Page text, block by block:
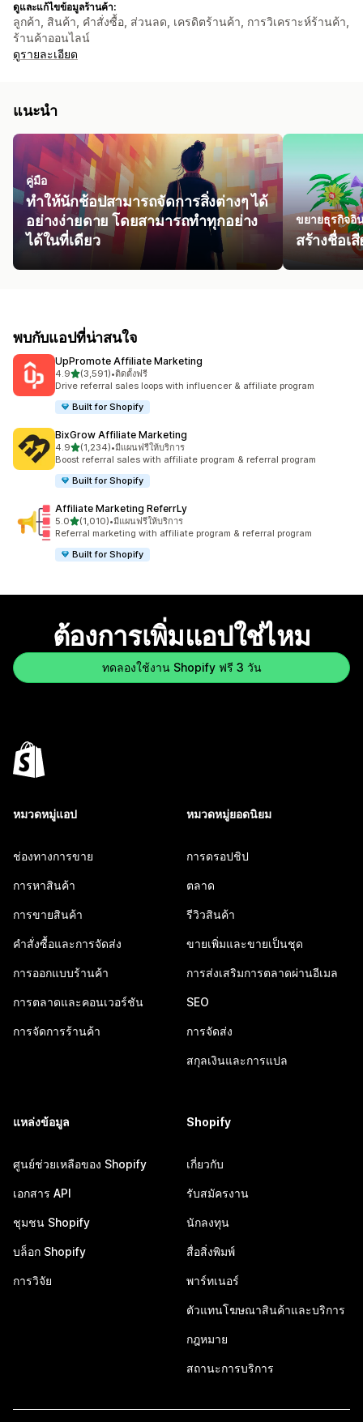
ดูและแก้ไขข้อมูลร้านค้า:
ลูกค้า, สินค้า, คำสั่งซื้อ, ส่วนลด, เครดิตร้านค้า, การวิเคราะห์ร้านค้า,
ร้านค้าออนไลน์
ดูรายละเอียด
แนะนำ
คู่มือ
ทำให้นักช้อปสามารถจัดการสิ่งต่างๆ ได้
อย่างง่ายดาย โดยสามารถทำทุกอย่าง
ได้ในที่เดียว
ขยายธุรกิจอิ
สร้างชื่อเ
พบกับแอปที่น่าสนใจ
UpPromote Affiliate Marketing
4.9เต็ม 5 ดาว
(3,591)
ทั้งหมด 3591 รีวิว
•ติดตั้งฟรี
Drive referral sales loops with influencer & affiliate program
Built for Shopify
BixGrow Affiliate Marketing
4.9เต็ม 5 ดาว
(1,234)
ทั้งหมด 1234 รีวิว
•มีแผนฟรีให้บริการ
Boost referral sales with affiliate program & referral program
Built for Shopify
Affiliate Marketing ReferrLy
5.0เต็ม 5 ดาว
(1,010)
ทั้งหมด 1010 รีวิว
•มีแผนฟรีให้บริการ
Referral marketing with affiliate program & referral program
Built for Shopify
ต้องการเพิ่มแอปใช่ไหม
ทดลองใช้งาน Shopify ฟรี 3 วัน
หมวดหมู่แอป
ช่องทางการขาย
การหาสินค้า
การขายสินค้า
คำสั่งซื้อและการจัดส่ง
การออกแบบร้านค้า
การตลาดและคอนเวอร์ชัน
การจัดการร้านค้า
หมวดหมู่ยอดนิยม
การดรอปชิป
ตลาด
รีวิวสินค้า
ขายเพิ่มและขายเป็นชุด
การส่งเสริมการตลาดผ่านอีเมล
SEO
การจัดส่ง
สกุลเงินและการแปล
แหล่งข้อมูล
ศูนย์ช่วยเหลือของ Shopify
เอกสาร API
ชุมชน Shopify
บล็อก Shopify
การวิจัย
Shopify
เกี่ยวกับ
รับสมัครงาน
นักลงทุน
สื่อสิ่งพิมพ์
พาร์ทเนอร์
ตัวแทนโฆษณาสินค้าและบริการ
กฎหมาย
สถานะการบริการ